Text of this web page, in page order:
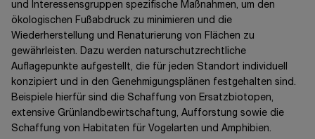
und Interessensgruppen spezifische Maßnahmen, um den
ökologischen Fußabdruck zu minimieren und die
Wiederherstellung und Renaturierung von Flächen zu
gewährleisten. Dazu werden naturschutzrechtliche
Auflagepunkte aufgestellt, die für jeden Standort individuell
konzipiert und in den Genehmigungsplänen festgehalten sind.
Beispiele hierfür sind die Schaffung von Ersatzbiotopen,
extensive Grünlandbewirtschaftung, Aufforstung sowie die
Schaffung von Habitaten für Vogelarten und Amphibien.